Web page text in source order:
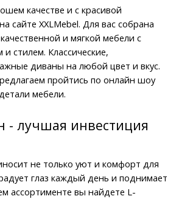
качестве и с красивой
сайте XXLMebel. Для вас собрана
и мягкой мебели с
стилем. Классические,
диваны на любой цвет и вкус.
пройтись по онлайн шоу
мебели.
- лучшая инвестиция
не только уют и комфорт для
глаз каждый день и поднимает
ассортименте вы найдете L-